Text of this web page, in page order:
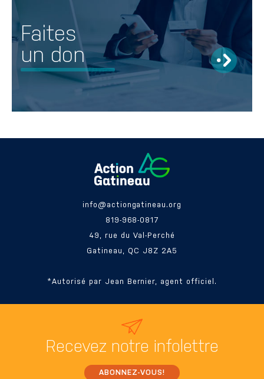
Faites
un don
info@actiongatineau.org
819-968-0817
49, rue du Val-Perché
Gatineau, QC J8Z 2A5
*Autorisé par Jean Bernier, agent officiel.
Recevez notre infolettre
ABONNEZ-VOUS!